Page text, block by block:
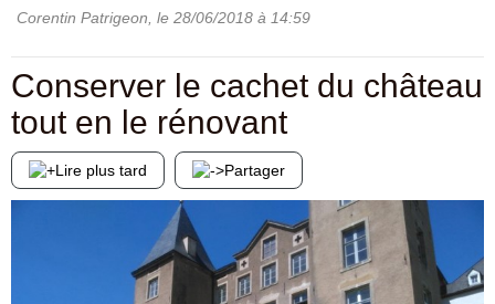
Corentin Patrigeon , le 28/06/2018 à 14:59
Conserver le cachet du château
tout en le rénovant
Lire plus tard Partager